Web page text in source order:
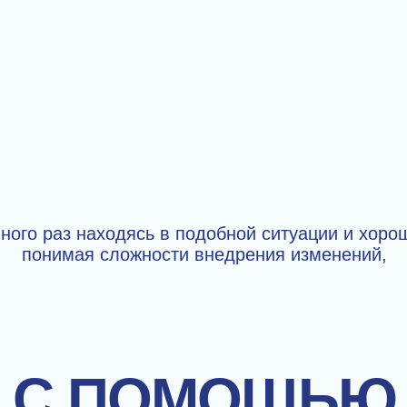
раз находясь в подобной ситуации и
понимая сложности внедрения изменений,